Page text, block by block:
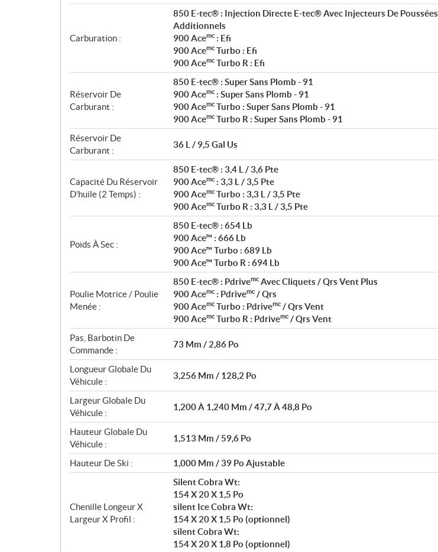
Carburation :
850 E-tec® : Injection Directe E-tec® Avec Injecteurs De Poussées
Additionnels
900 Acemc : Efi
900 Acemc Turbo : Efi
900 Acemc Turbo R : Efi
Réservoir De
Carburant :
850 E-tec® : Super Sans Plomb - 91
900 Acemc : Super Sans Plomb - 91
900 Acemc Turbo : Super Sans Plomb - 91
900 Acemc Turbo R : Super Sans Plomb - 91
Réservoir De
Carburant :
36 L / 9,5 Gal Us
Capacité Du Réservoir
D’huile (2 Temps) :
850 E-tec® : 3,4 L / 3,6 Pte
900 Acemc : 3,3 L / 3,5 Pte
900 Acemc Turbo : 3,3 L / 3,5 Pte
900 Acemc Turbo R : 3,3 L / 3,5 Pte
Poids À Sec :
850 E-tec® : 654 Lb
900 Ace™ : 666 Lb
900 Ace™ Turbo : 689 Lb
900 Ace™ Turbo R : 694 Lb
Poulie Motrice / Poulie
Menée :
850 E-tec® : Pdrivemc Avec Cliquets / Qrs Vent Plus
900 Acemc : Pdrivemc / Qrs
900 Acemc Turbo : Pdrivemc / Qrs Vent
900 Acemc Turbo R : Pdrivemc / Qrs Vent
Pas, Barbotin De
Commande :
73 Mm / 2,86 Po
Longueur Globale Du
Véhicule :
3,256 Mm / 128,2 Po
Largeur Globale Du
Véhicule :
1,200 À 1,240 Mm / 47,7 À 48,8 Po
Hauteur Globale Du
Véhicule :
1,513 Mm / 59,6 Po
Hauteur De Ski : 1,000 Mm / 39 Po Ajustable
Chenille Longeur X
Largeur X Profil :
Silent Cobra Wt:
154 X 20 X 1,5 Po
silent Ice Cobra Wt:
154 X 20 X 1,5 Po (optionnel)
silent Cobra Wt:
154 X 20 X 1,8 Po (optionnel)